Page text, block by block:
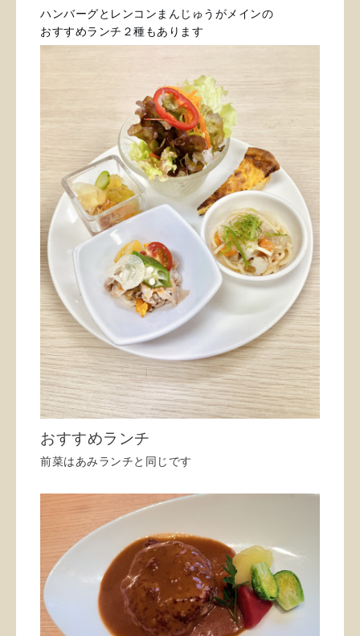
ハンバーグとレンコンまんじゅうがメインの
おすすめランチ２種もあります
おすすめランチ
前菜はあみランチと同じです